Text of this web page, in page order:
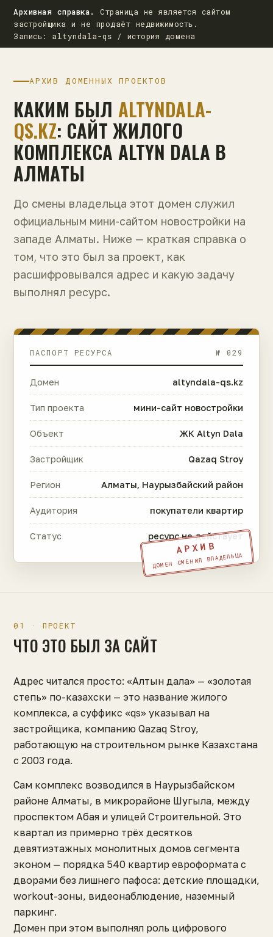
Архивная справка.
Страница не является сайтом
застройщика и не продаёт недвижимость.
Запись: altyndala-qs / история домена
АРХИВ ДОМЕННЫХ ПРОЕКТОВ
КАКИМ БЫЛ ALTYNDALA-
QS.KZ: САЙТ ЖИЛОГО
КОМПЛЕКСА ALTYN DALA В
АЛМАТЫ
До смены владельца этот домен служил
официальным мини-сайтом новостройки на
западе Алматы. Ниже — краткая справка о
том, что это был за проект, как
расшифровывался адрес и какую задачу
выполнял ресурс.
ПАСПОРТ РЕСУРСА № 029
Домен altyndala-qs.kz
Тип проекта мини-сайт новостройки
Объект ЖК Altyn Dala
Застройщик Qazaq Stroy
Регион Алматы, Наурызбайский район
Аудитория покупатели квартир
Статус ресурс не действует
АРХИВ
ДОМЕН СМЕНИЛ ВЛАДЕЛЬЦА
01 · ПРОЕКТ
ЧТО ЭТО БЫЛ ЗА САЙТ
Адрес читался просто: «Алтын дала» — «золотая
степь» по-казахски — это название жилого
комплекса, а суффикс «qs» указывал на
застройщика, компанию Qazaq Stroy,
работающую на строительном рынке Казахстана
с 2003 года.
Сам комплекс возводился в Наурызбайском
районе Алматы, в микрорайоне Шугыла, между
проспектом Абая и улицей Строительной. Это
квартал из примерно трёх десятков
девятиэтажных монолитных домов сегмента
эконом — порядка 540 квартир евроформата с
дворами без лишнего пафоса: детские площадки,
workout-зоны, видеонаблюдение, наземный
паркинг.
Домен при этом выполнял роль цифрового